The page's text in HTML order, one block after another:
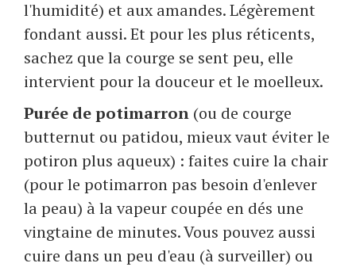
l'humidité) et aux amandes. Légèrement
fondant aussi. Et pour les plus réticents,
sachez que la courge se sent peu, elle
intervient pour la douceur et le moelleux.
Purée de potimarron (ou de courge
butternut ou patidou, mieux vaut éviter le
potiron plus aqueux) : faites cuire la chair
(pour le potimarron pas besoin d'enlever
la peau) à la vapeur coupée en dés une
vingtaine de minutes. Vous pouvez aussi
cuire dans un peu d'eau (à surveiller) ou